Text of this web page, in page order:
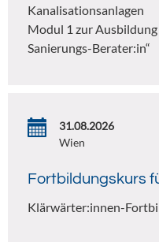
Kanalisationsanlagen
Modul 1 zur
Sanierungs-Berater:in“
31.08.2026
Wien
Fortbildungskurs
Klärwärter:innen-